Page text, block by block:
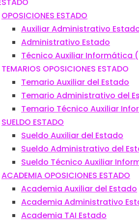
OPOSICIONES ESTADO
Auxiliar Administrativo
Administrativo Estado
Técnico Auxiliar Informática
TEMARIOS OPOSICIONES ESTADO
Temario Auxiliar del Estado
Temario Administrativo del
Temario Técnico Auxiliar
SUELDO ESTADO
Sueldo Auxiliar del Estado
Sueldo Administrativo del
Sueldo Técnico Auxiliar
ACADEMIA OPOSICIONES ESTADO
Academia Auxiliar del Estado
Academia Administrativo
Academia TAI Estado